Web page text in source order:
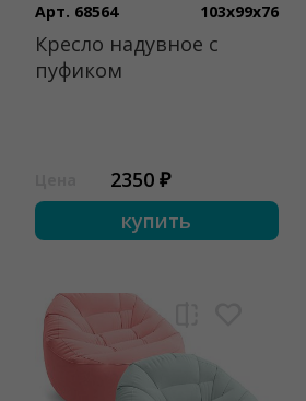
Арт. 68564 103x99x76
Кресло надувное с
пуфиком
2350 ₽
купить